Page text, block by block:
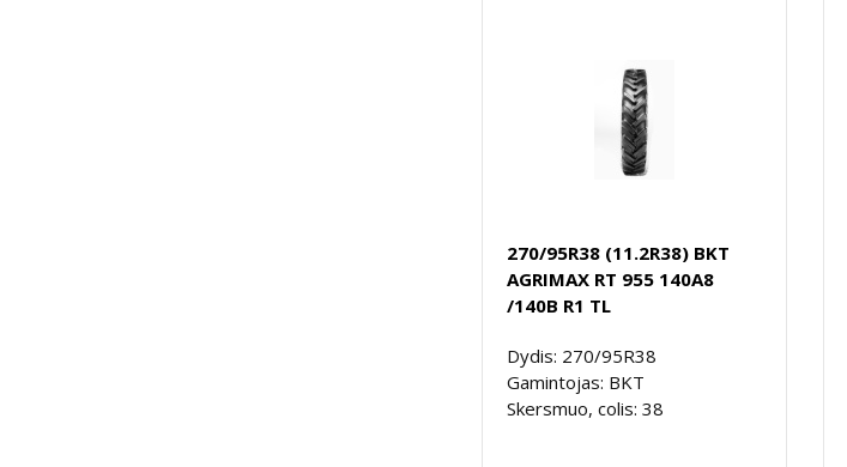
270/95R38 (11.2R38) BKT
AGRIMAX RT 955 140A8
/140B R1 TL
Dydis: 270/95R38
Gamintojas: BKT
Skersmuo, colis: 38